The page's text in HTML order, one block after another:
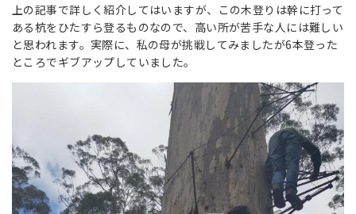
上の記事で詳しく紹介してはいますが、この木登りは幹に打って
ある杭をひたすら登るものなので、高い所が苦手な人には難しい
と思われます。実際に、私の母が挑戦してみましたが6本登った
ところでギブアップしていました。